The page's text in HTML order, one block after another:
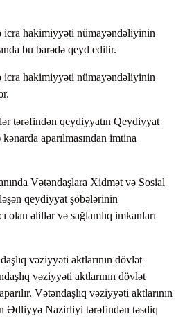
icra hakimiyyəti nümayəndəliyinin
bu barədə qeyd edilir.
icra hakimiyyəti nümayəndəliyinin
tərəfindən qeydiyyatın Qeydiyyat
aparılmasından imtina
Vətəndaşlara Xidmət və Sosial
qeydiyyat şöbələrinin
olan əlillər və sağlamlıq imkanları
vəziyyəti aktlarının dövlət
vəziyyəti aktlarının dövlət
Vətəndaşlıq vəziyyəti aktlarının
Ədliyyə Nazirliyi tərəfindən təsdiq